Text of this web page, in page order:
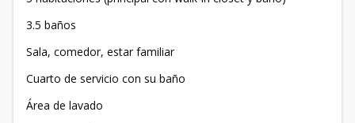
3.5 baños
Sala, comedor, estar familiar
Cuarto de servicio con su baño
Área de lavado